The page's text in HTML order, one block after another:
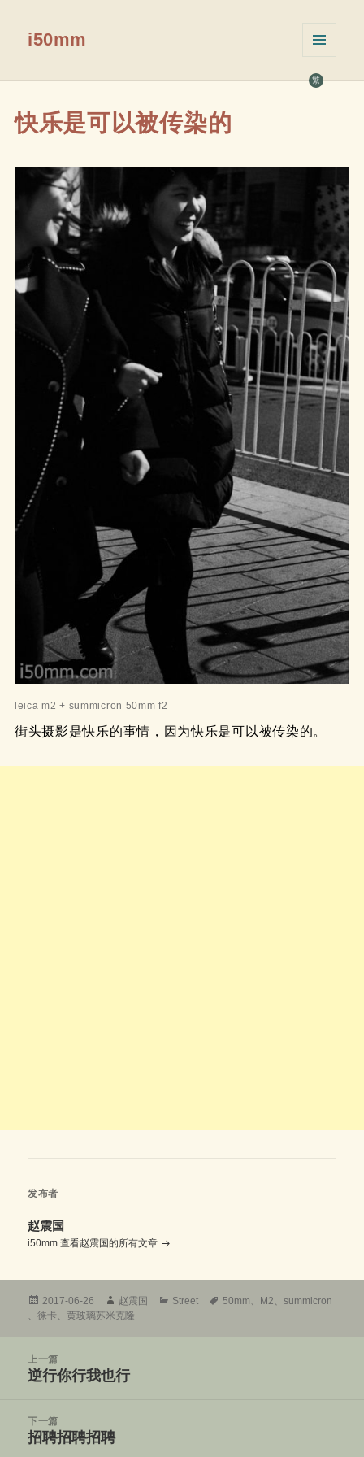
繁
i50mm
挂件
快乐是可以被传染的
leica m2 + summicron 50mm f2
街头摄影是快乐的事情，因为快乐是可以被传染的。
发布者
赵震国
i50mm查看赵震国的所有文章
发
布
2017-06-26
作
者
赵震国
分
Street
标
50mm 、 M2 、summicron
、徕卡 、黄玻璃苏米克隆
上一篇
上
文
章：
逆行你行我也行
下一篇
下
招聘招聘招聘